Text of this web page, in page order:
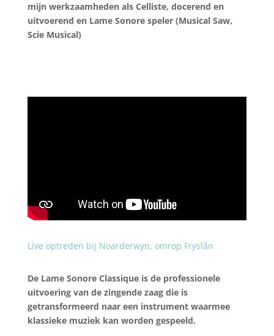
mijn werkzaamheden als Celliste, docerend en
uitvoerend en Lame Sonore speler (Musical Saw,
Scie Musical)
Live optreden bij Noarderwyn, omrop Fryslân
De Lame Sonore Classique is de professionele
uitvoering van de zingende zaag die is
getransformeerd naar een instrument waarmee
klassieke muziek kan worden gespeeld.